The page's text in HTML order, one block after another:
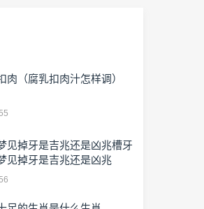
肉（腐乳扣肉汁怎样调）
见掉牙是吉兆还是凶兆槽牙
见掉牙是吉兆还是凶兆